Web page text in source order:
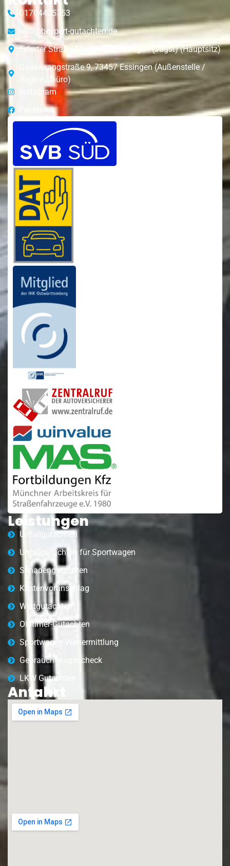
01704425753
info@bexpert-gutachten.de
Erfurter Straße 22, 73479 Ellwangen (Jagst) (Hauptsitz)
Dauerwangstraße 9, 73457 Essingen (Außenstelle /
Regionalbüro)
Instagram
Facebook
Leistungen
Unfallgutachten
Unfallgutachten für Sportwagen
Schadengutachten
Kostenvoranschlag
Wertgutachten
Oldtimer-Gutachten
Sportwagen Wertermittlung
Gebrauchtwagencheck
LKW Gutachten
Anfahrt